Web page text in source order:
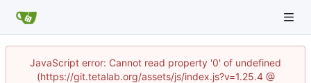
JavaScript error: Cannot read property '0' of undefined
(https://git.tetalab.org/assets/js/index.js?v=1.25.4 @